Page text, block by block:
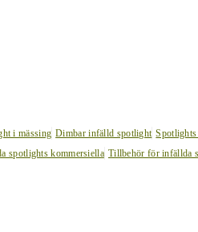
i mässing Dimbar infälld spotlight
spotlights kommersiella Tillbehör för infällda